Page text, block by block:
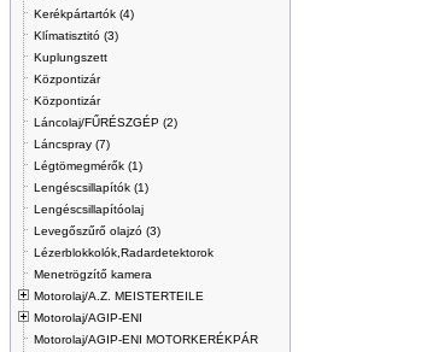
Kerékpártartók (4)
Klímatisztitó (3)
Kuplungszett
Központizár
Központizár
Láncolaj/FŰRÉSZGÉP (2)
Láncspray (7)
Légtömegmérők (1)
Lengéscsillapítók (1)
Lengéscsillapítóolaj
Levegőszűrő olajzó (3)
Lézerblokkolók,Radardetektorok
Menetrögzítő kamera
Motorolaj/A.Z. MEISTERTEILE
Motorolaj/AGIP-ENI
Motorolaj/AGIP-ENI MOTORKERÉKPÁR